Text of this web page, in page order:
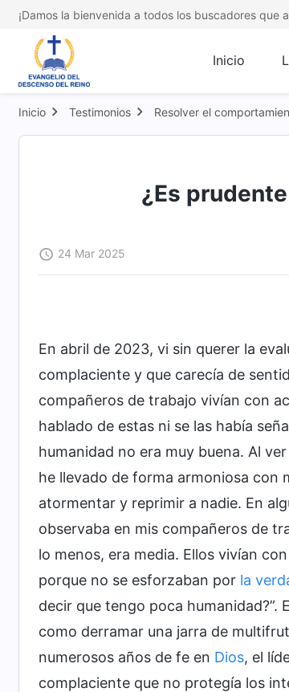
¡Damos la bienvenida a todos los buscadores que
Inicio
Inicio Testimonios Resolver el
¿Es
24 Mar 2025
En abril de 2023, vi sin querer la
complaciente y que carecía de
compañeros de trabajo vivían con
hablado de estas ni se las había
humanidad no era muy buena. Al
he llevado de forma armoniosa con
atormentar y reprimir a nadie. En
observaba en mis compañeros de
lo menos, era media. Ellos vivían
porque no se esforzaban por la
decir que tengo poca
como derramar una jarra de
numerosos años de fe en Dios, el
complaciente que no protegía los